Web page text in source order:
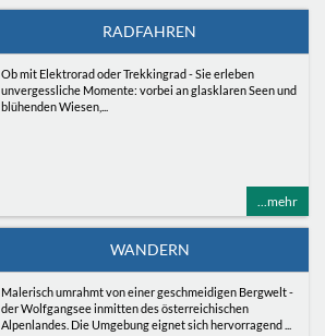
RADFAHREN
Ob mit Elektrorad oder Trekkingrad - Sie erleben
unvergessliche Momente: vorbei an glasklaren Seen und
blühenden Wiesen,...
...mehr
WANDERN
Malerisch umrahmt von einer geschmeidigen Bergwelt -
der Wolfgangsee inmitten des österreichischen
Alpenlandes. Die Umgebung eignet sich hervorragend ...